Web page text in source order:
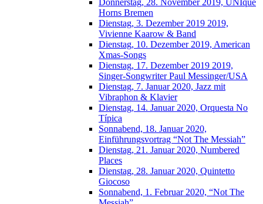
Horns Bremen
Dienstag, 3. Dezember 2019 2019,
Vivienne Kaarow & Band
Dienstag, 10. Dezember 2019, American
Xmas-Songs
Dienstag, 17. Dezember 2019 2019,
Singer-Songwriter Paul Messinger/USA
Dienstag, 7. Januar 2020, Jazz mit
Vibraphon & Klavier
Dienstag, 14. Januar 2020, Orquesta No
Típica
Sonnabend, 18. Januar 2020,
Einführungsvortrag “Not The Messiah”
Dienstag, 21. Januar 2020, Numbered
Places
Dienstag, 28. Januar 2020, Quintetto
Giocoso
Sonnabend, 1. Februar 2020, “Not The